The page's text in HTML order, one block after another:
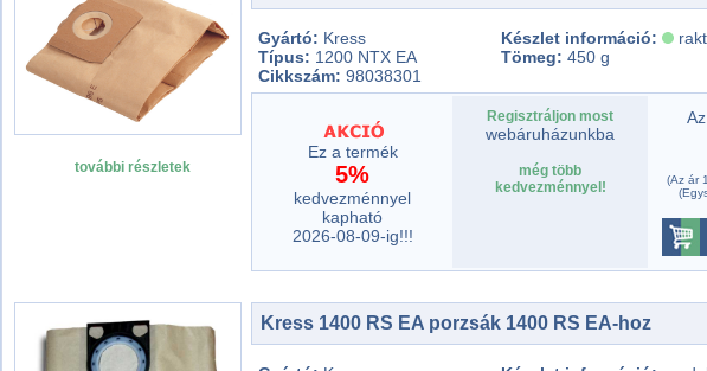
további részletek
Gyártó: Kress
Típus: 1200 NTX EA
Cikkszám: 98038301
Készlet információ:
Tömeg: 450 g
Ez a termék
5%
kedvezménnyel
kapható
2026-08-09-ig!!!
Regisztráljon most
webáruházunkba
még több
kedvezménnyel!
(Az ár
Kress 1400 RS EA porzsák 1400 RS EA-hoz